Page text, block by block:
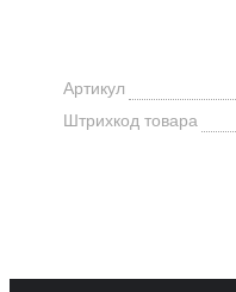
Артикул
Штрихкод товара